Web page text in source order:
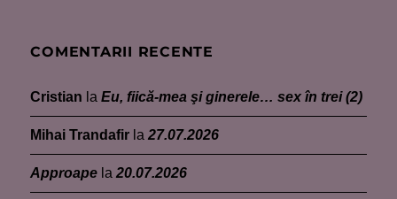
COMENTARII RECENTE
Cristian laEu, fiică-mea şi ginerele… sex în trei (2)
Mihai Trandafir la27.07.2026
Approape la20.07.2026